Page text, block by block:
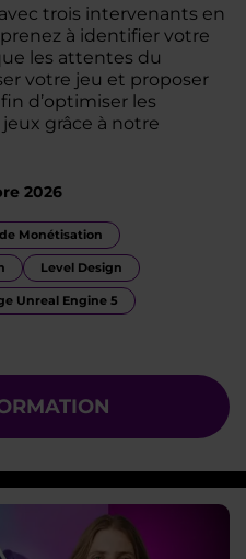
trois intervenants en
à identifier votre
les attentes du
votre jeu et proposer
d’optimiser les
grâce à notre
2026
Monétisation
Level Design
Unreal Engine 5